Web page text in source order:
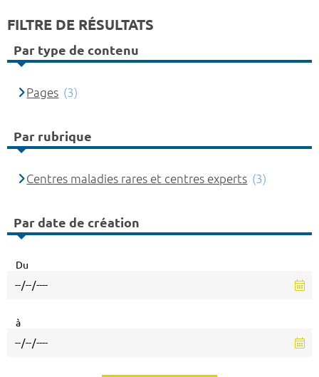
FILTRE DE RÉSULTATS
Par type de contenu
Pages (3)
Par rubrique
Centres maladies rares et centres experts (3)
Par date de création
Du
à